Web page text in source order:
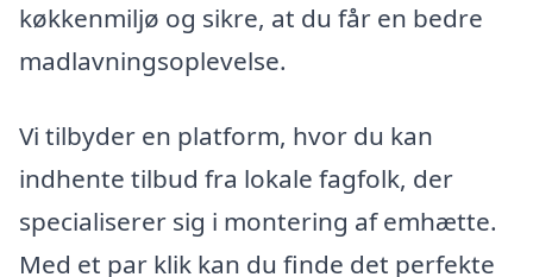
køkkenmiljø og sikre, at du får en bedre
madlavningsoplevelse.
Vi tilbyder en platform, hvor du kan
indhente tilbud fra lokale fagfolk, der
specialiserer sig i montering af emhætte.
Med et par klik kan du finde det perfekte